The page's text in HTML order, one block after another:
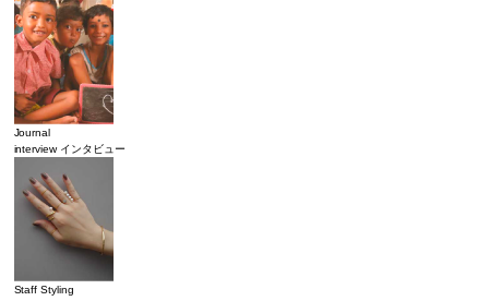
Journal
interview インタビュー
Staff Styling